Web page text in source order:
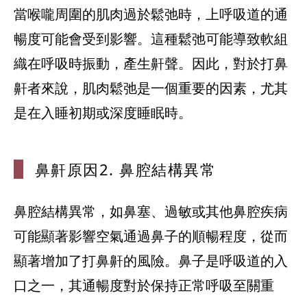
當喉嚨周圍的肌肉過於鬆弛時，上呼吸道的通
暢度可能會受到影響。這種鬆弛可能導致軟組
織在呼吸時振動，產生鼾聲。因此，對於打鼻
鼾者來說，肌肉鬆弛是一個重要的因素，尤其
是在入睡初期或深度睡眠時。
鼻鼾原因2. 鼻腔結構異常
鼻腔結構異常，如鼻塞、過敏或其他鼻腔疾病
可能顯著影響空氣通過鼻子的順暢程度，從而
顯著增加了打鼻鼾的風險。鼻子是呼吸道的入
口之一，其通暢度對於保持正常呼吸至關重